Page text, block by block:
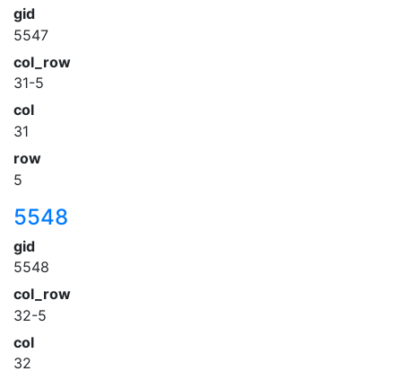
gid
5547
col_row
31-5
col
31
row
5
5548
gid
5548
col_row
32-5
col
32